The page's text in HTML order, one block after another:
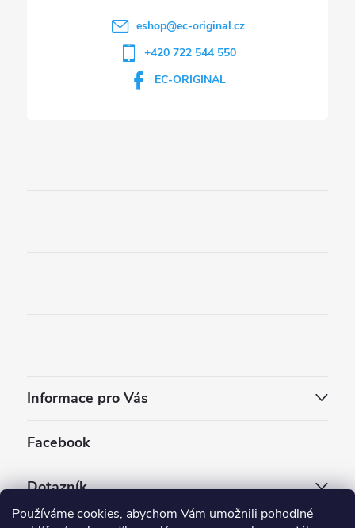
Používáme cookies, abychom Vám umožnili pohodlné
eshop@ec-original.cz
+420 722 544 550
EC-ORIGINAL
Informace pro Vás
Facebook
Dotazník